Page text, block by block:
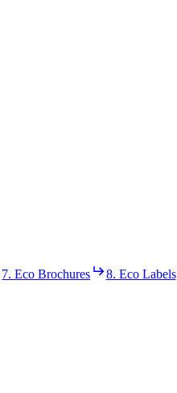
7. Eco Brochures 8. Eco Labels